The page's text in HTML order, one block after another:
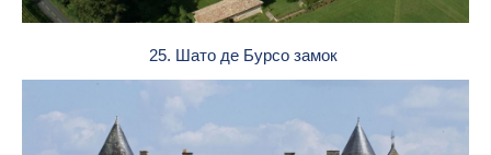
25. Шато де Бурсо замок